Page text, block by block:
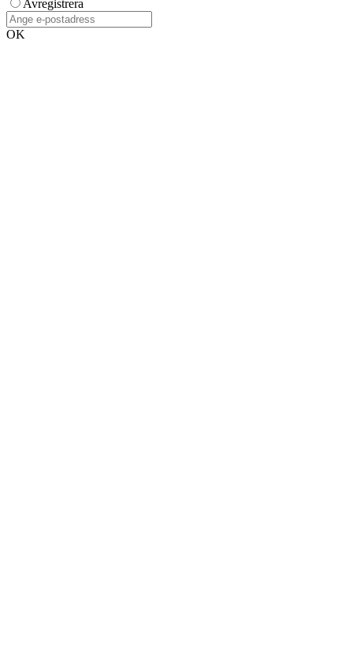
Avregistrera
OK